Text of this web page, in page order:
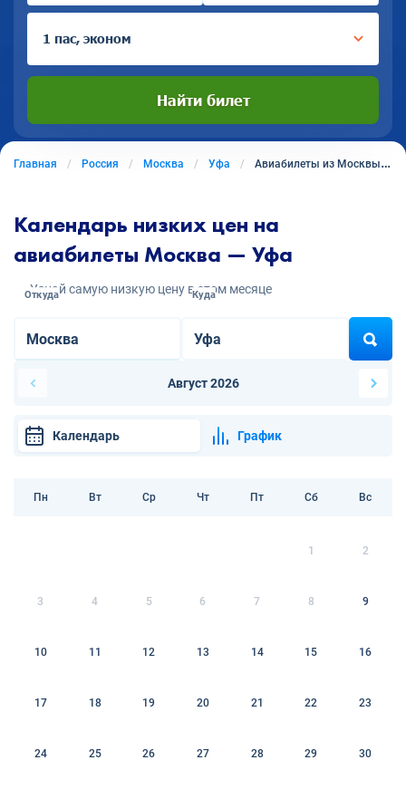
1 пас, эконом
Найти билет
Главная Россия Москва Уфа Авиабилеты из Москвы в Уфу
Календарь низких цен на
авиабилеты Москва — Уфа
Узнай самую низкую цену в этом месяце
Откуда Куда
Август 2026
Календарь График
Пн Вт Ср Чт Пт Сб Вс
1 2
3 4 5 6 7 8 9
10 11 12 13 14 15 16
17 18 19 20 21 22 23
24 25 26 27 28 29 30